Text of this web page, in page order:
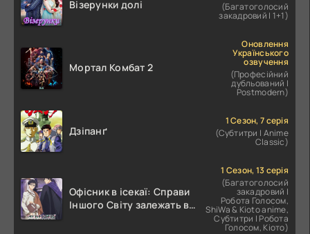
Візерунки долі
(Багатоголосий
закадровий | 1+1)
Мортал Комбат 2
Оновлення
Українського
озвучення
(Професійний
дубльований |
Postmodern)
Дзіпанґ
1 Сезон, 7 серія
(Субтитри | Anime
Classic)
Офісник в ісекаї: Справи
Іншого Світу залежать від
1 Сезон, 13 серія
(Багатоголосий
закадровий |
Робота Голосом,
ShiWa & Kioto anime,
Субтитри | Робота
Голосом, Кіото)